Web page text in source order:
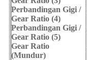
Perbandingan Gigi /
Gear Ratio (4)
Perbandingan Gigi /
Gear Ratio (5)
Gear Ratio
(Mundur)